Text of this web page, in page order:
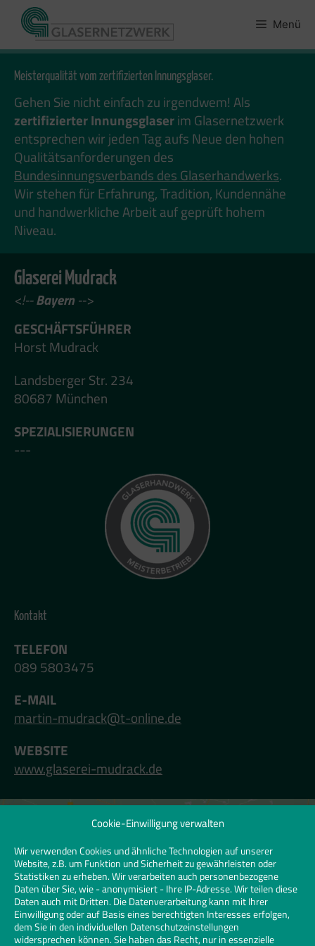
Cookie-Einwilligung verwalten
Wir verwenden Cookies und ähnliche Technologien auf unserer
Website, z.B. um Funktion und Sicherheit zu gewährleisten oder
Statistiken zu erheben. Wir verarbeiten auch personenbezogene
Daten über Sie, wie - anonymisiert - Ihre IP-Adresse. Wir teilen diese
Daten auch mit Dritten. Die Datenverarbeitung kann mit Ihrer
Einwilligung oder auf Basis eines berechtigten Interesses erfolgen,
dem Sie in den individuellen Datenschutzeinstellungen
widersprechen können. Sie haben das Recht, nur in essenzielle
Zum
Inhalt
springen
Menü
Meisterqualität vom zertifizierten Innungsglaser.
Gehen Sie nicht einfach zu irgendwem! Als
zertifizierter Innungsglaserim Glasernetzwerk
entsprechen wir jeden Tag aufs Neue den hohen
Qualitätsanforderungen des
Bundesinnungsverbands des Glaserhandwerks.
Wir stehen für Erfahrung, Tradition, Kundennähe
und handwerkliche Arbeit auf geprüft hohem
Niveau.
Glaserei Mudrack
<!--Bayern -->
GESCHÄFTSFÜHRER
Horst Mudrack
Landsberger Str. 234
80687 München
SPEZIALISIERUNGEN
---
Kontakt
TELEFON
089 5803475
E-MAIL
martin-mudrack@t-online.de
WEBSITE
www.glaserei-mudrack.de
Klicken Sie hier, um Marketing-Cookies zu
akzeptieren und diesen Inhalt zu
aktivieren | Click to accept marketing
cookies and enable this content